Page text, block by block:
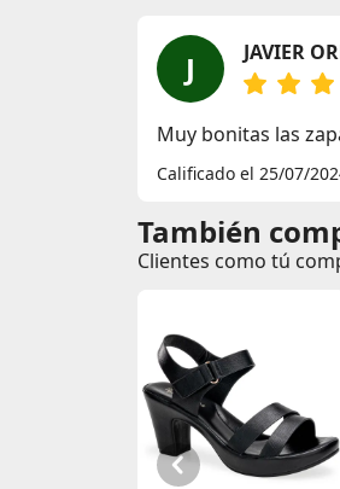
J JAVIER
Muy bonitas las
Calificado el 25/07/
También
Clientes como tú